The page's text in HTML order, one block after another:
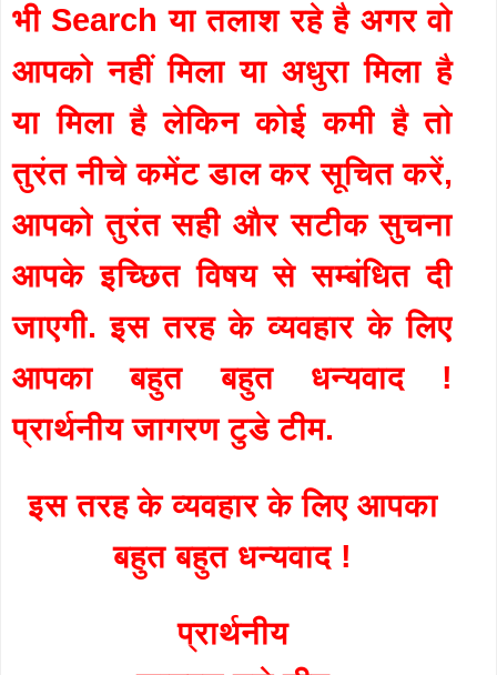
भी Search या तलाश रहे है अगर वो
आपको नहीं मिला या अधुरा मिला है
या मिला है लेकिन कोई कमी है तो
तुरंत नीचे कमेंट डाल कर सूचित करें,
आपको तुरंत सही और सटीक सुचना
आपके इच्छित विषय से सम्बंधित दी
जाएगी. इस तरह के व्यवहार के लिए
आपका बहुत बहुत धन्यवाद !
प्रार्थनीय जागरण टुडे टीम.
इस तरह के व्यवहार के लिए आपका
बहुत बहुत धन्यवाद !
प्रार्थनीय